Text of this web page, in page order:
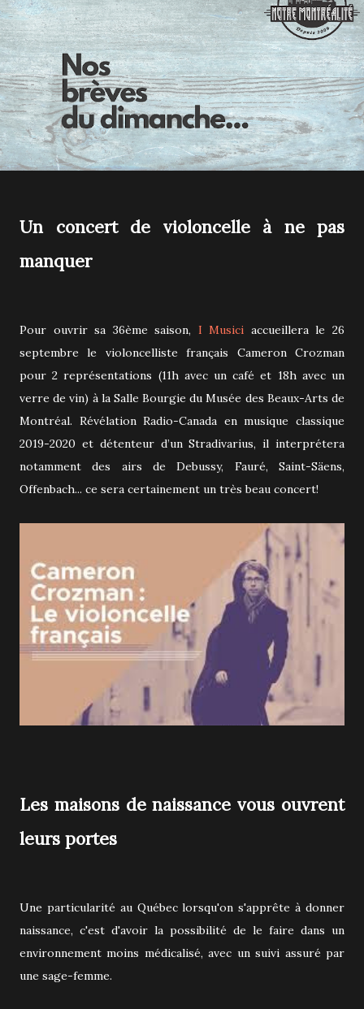
Un concert de violoncelle à ne pas
manquer
Pour ouvrir sa 36ème saison, I Musici accueillera le 26
septembre le violoncelliste français Cameron Crozman
pour 2 représentations (11h avec un café et 18h avec un
verre de vin) à la Salle Bourgie du Musée des Beaux-Arts de
Montréal. Révélation Radio-Canada en musique classique
2019-2020 et détenteur d’un Stradivarius, il interprétera
notamment des airs de Debussy, Fauré, Saint-Säens,
Offenbach... ce sera certainement un très beau concert!
Les maisons de naissance vous ouvrent
leurs portes
Une particularité au Québec lorsqu'on s'apprête à donner
naissance, c'est d'avoir la possibilité de le faire dans un
environnement moins médicalisé, avec un suivi assuré par
une sage-femme.